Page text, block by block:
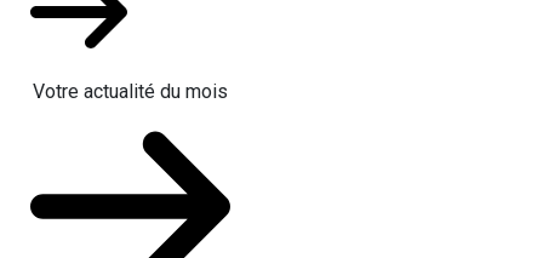
Votre actualité du mois